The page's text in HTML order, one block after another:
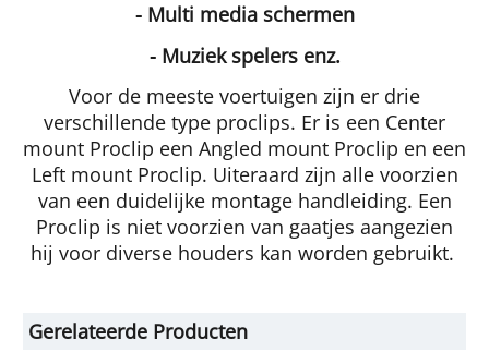
- Multi media schermen
- Muziek spelers enz.
Voor de meeste voertuigen zijn er drie
verschillende type proclips. Er is een Center
mount Proclip een Angled mount Proclip en een
Left mount Proclip. Uiteraard zijn alle voorzien
van een duidelijke montage handleiding. Een
Proclip is niet voorzien van gaatjes aangezien
hij voor diverse houders kan worden gebruikt.
Gerelateerde Producten